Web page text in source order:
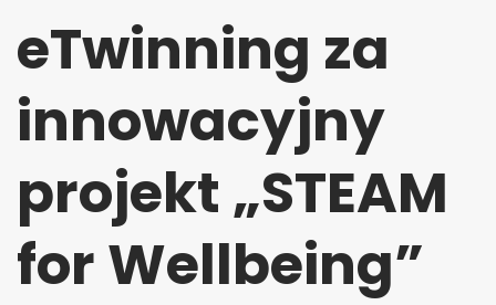
eTwinning za
innowacyjny
projekt „STEAM
for Wellbeing”